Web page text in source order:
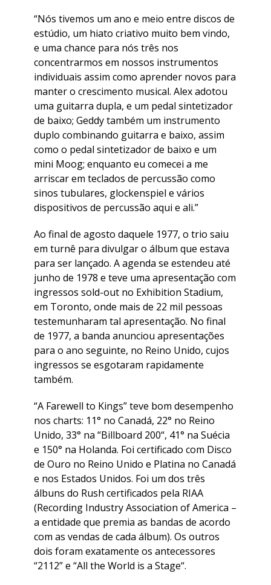
“Nós tivemos um ano e meio entre discos de
estúdio, um hiato criativo muito bem vindo,
e uma chance para nós três nos
concentrarmos em nossos instrumentos
individuais assim como aprender novos para
manter o crescimento musical. Alex adotou
uma guitarra dupla, e um pedal sintetizador
de baixo; Geddy também um instrumento
duplo combinando guitarra e baixo, assim
como o pedal sintetizador de baixo e um
mini Moog; enquanto eu comecei a me
arriscar em teclados de percussão como
sinos tubulares, glockenspiel e vários
dispositivos de percussão aqui e ali.”
Ao final de agosto daquele 1977, o trio saiu
em turnê para divulgar o álbum que estava
para ser lançado. A agenda se estendeu até
junho de 1978 e teve uma apresentação com
ingressos sold-out no Exhibition Stadium,
em Toronto, onde mais de 22 mil pessoas
testemunharam tal apresentação. No final
de 1977, a banda anunciou apresentações
para o ano seguinte, no Reino Unido, cujos
ingressos se esgotaram rapidamente
também.
“A Farewell to Kings” teve bom desempenho
nos charts: 11° no Canadá, 22° no Reino
Unido, 33° na “Billboard 200“, 41° na Suécia
e 150° na Holanda. Foi certificado com Disco
de Ouro no Reino Unido e Platina no Canadá
e nos Estados Unidos. Foi um dos três
álbuns do Rush certificados pela RIAA
(Recording Industry Association of America –
a entidade que premia as bandas de acordo
com as vendas de cada álbum). Os outros
dois foram exatamente os antecessores
“2112” e “All the World is a Stage“.